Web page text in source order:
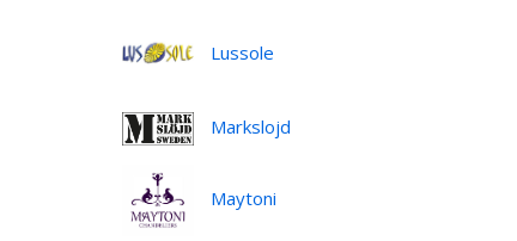
Lussole
Markslojd
Maytoni